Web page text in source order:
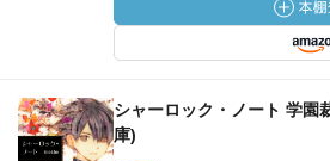
シャーロック・ノート 学園
庫)